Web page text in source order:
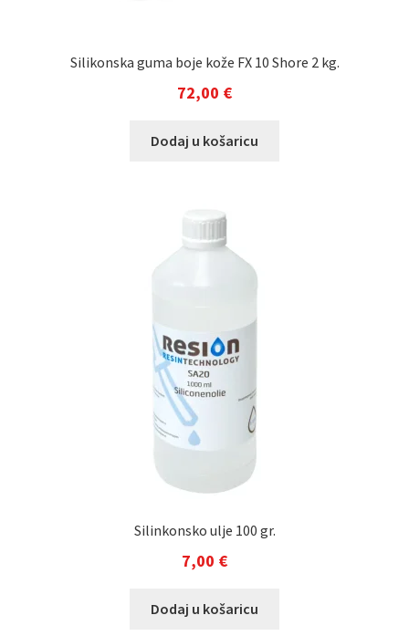
Silikonska guma boje kože FX 10 Shore 2 kg.
72,00 €
Dodaj u košaricu
Silinkonsko ulje 100 gr.
7,00 €
Dodaj u košaricu